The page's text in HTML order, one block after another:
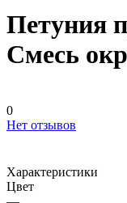
Петуния
Смесь
0
Нет отзывов
Характеристики
Цвет